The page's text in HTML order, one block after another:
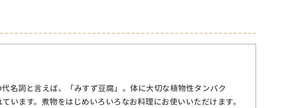
名詞と言えば、「みすず豆腐」。体に大切な植物性タンパク
います。煮物をはじめいろいろなお料理にお使いいただけます。